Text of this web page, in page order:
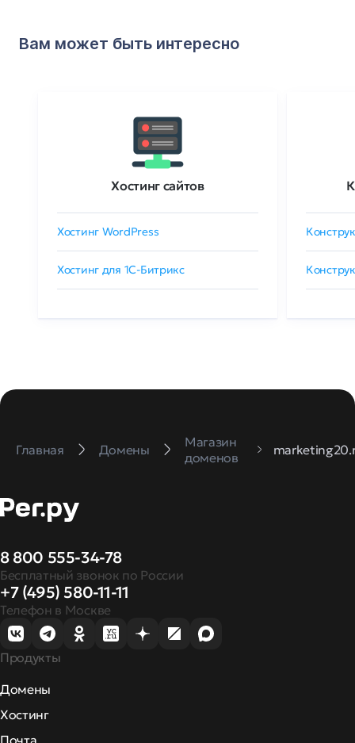
Вам может быть интересно
Хостинг сайтов
Хостинг WordPress
Хостинг для 1C-Битрикс
Главная Домены
Магазин
доменов
8 800 555-34-78
Бесплатный звонок по России
+7 (495) 580-11-11
Телефон в Москве
Продукты
Домены
Хостинг
Почта